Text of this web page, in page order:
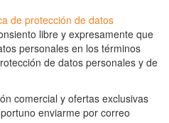
de protección de datos
libre y expresamente que
personales en los términos
de datos personales y de
comercial y ofertas exclusivas
enviarme por correo